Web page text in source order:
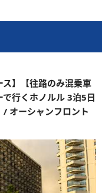
】【往路のみ混乗車
行くホノルル 3泊5日
オーシャンフロント